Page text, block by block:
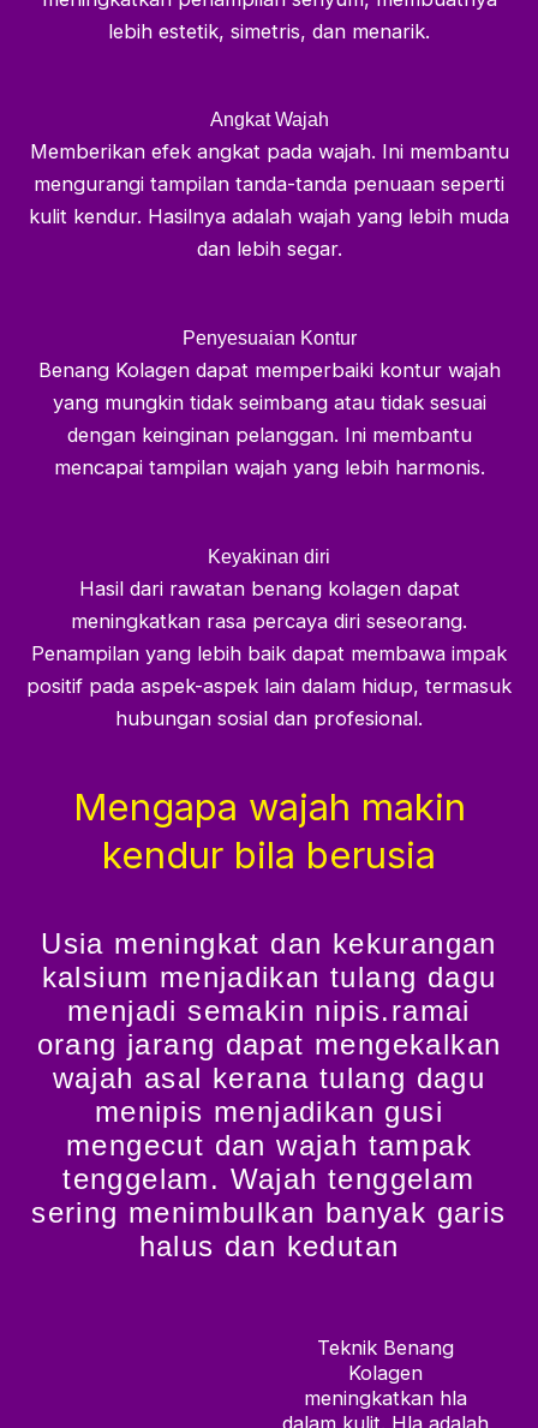
lebih estetik, simetris, dan menarik.
Angkat Wajah
Memberikan efek angkat pada wajah. Ini membantu
mengurangi tampilan tanda-tanda penuaan seperti
kulit kendur. Hasilnya adalah wajah yang lebih muda
dan lebih segar.
Penyesuaian Kontur
Benang Kolagen dapat memperbaiki kontur wajah
yang mungkin tidak seimbang atau tidak sesuai
dengan keinginan pelanggan. Ini membantu
mencapai tampilan wajah yang lebih harmonis.
Keyakinan diri
Hasil dari rawatan benang kolagen dapat
meningkatkan rasa percaya diri seseorang.
Penampilan yang lebih baik dapat membawa impak
positif pada aspek-aspek lain dalam hidup, termasuk
hubungan sosial dan profesional.
Mengapa wajah makin
kendur bila berusia
Usia meningkat dan kekurangan
kalsium menjadikan tulang dagu
menjadi semakin nipis.ramai
orang jarang dapat mengekalkan
wajah asal kerana tulang dagu
menipis menjadikan gusi
mengecut dan wajah tampak
tenggelam. Wajah tenggelam
sering menimbulkan banyak garis
halus dan kedutan
Teknik Benang
Kolagen
meningkatkan hla